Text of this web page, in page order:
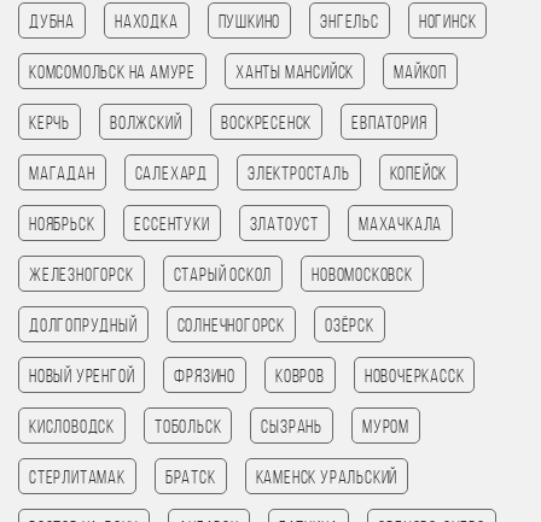
Дубна Находка Пушкино Энгельс Ногинск
Комсомольск на амуре Ханты Мансийск Майкоп
Керчь Волжский Воскресенск Евпатория
Магадан Салехард Электросталь Копейск
Ноябрьск Ессентуки Златоуст Махачкала
Железногорск Старый Оскол Новомосковск
Долгопрудный Солнечногорск Озёрск
Новый Уренгой Фрязино Ковров Новочеркасск
Кисловодск Тобольск Сызрань Муром
Стерлитамак Братск Каменск Уральский